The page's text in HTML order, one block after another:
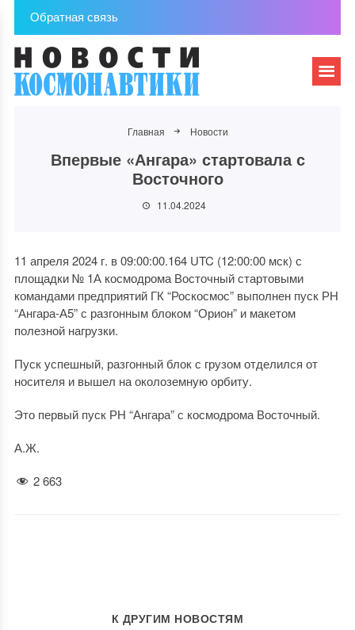
Обратная связь
Главная Новости
Впервые «Ангара» стартовала с
Восточного
11.04.2024
11 апреля 2024 г. в 09:00:00.164 UTC (12:00:00 мск) с
площадки № 1А космодрома Восточный стартовыми
командами предприятий ГК “Роскосмос” выполнен пуск РН
“Ангара-А5” с разгонным блоком “Орион” и макетом
полезной нагрузки.
Пуск успешный, разгонный блок с грузом отделился от
носителя и вышел на околоземную орбиту.
Это первый пуск РН “Ангара” с космодрома Восточный.
А.Ж.
2 663
К ДРУГИМ НОВОСТЯМ